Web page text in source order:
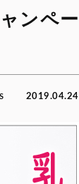
ンペー
2019.04.24